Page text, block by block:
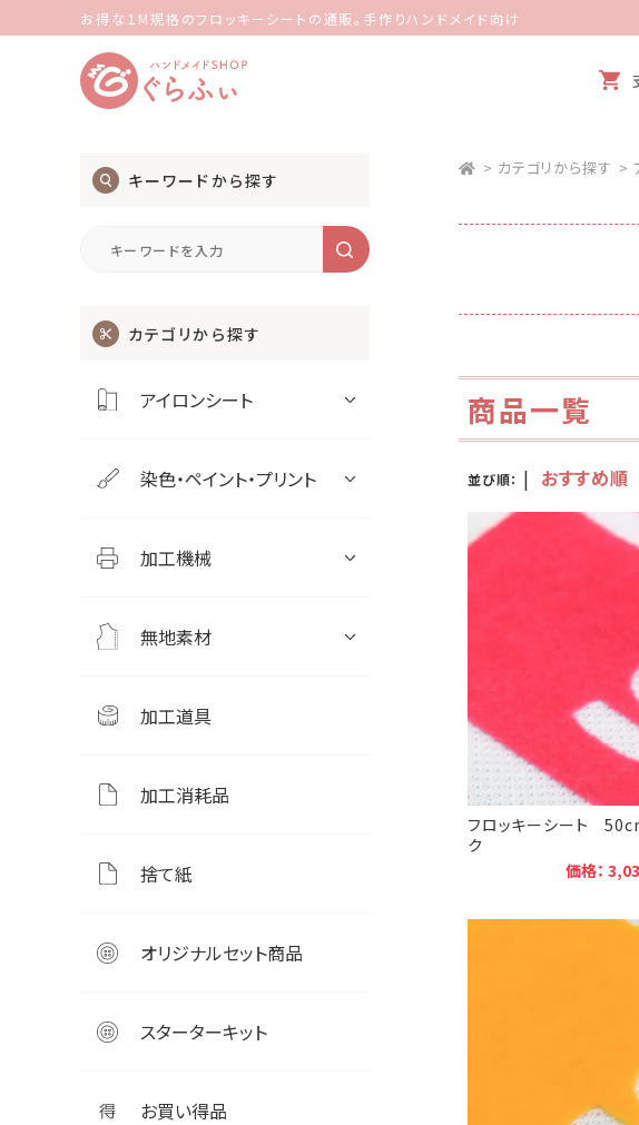
お得な１M規格のフロッキーシートの通販。手作りハンドメイド向け
> カテゴリから探す >
商品一覧
並び順： | おすすめ順
フロッキーシート
ク
価格：
キーワードから探す
カテゴリから探す
アイロンシート
染色・ペイント・プリント
加工機械
無地素材
加工道具
加工消耗品
捨て紙
オリジナルセット商品
スターターキット
お買い得品